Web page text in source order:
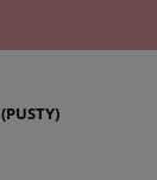
(PUSTY)